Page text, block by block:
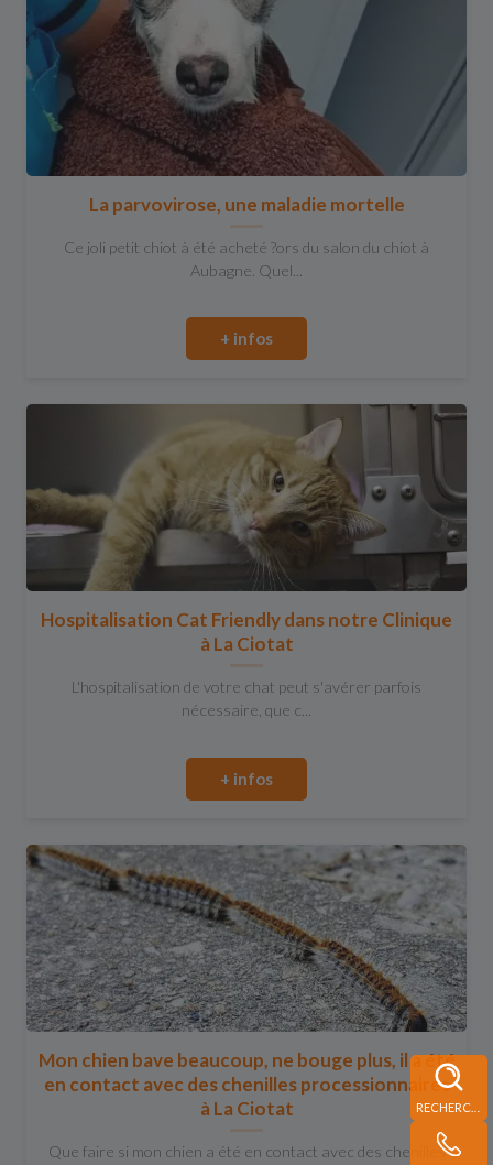
La parvovirose, une maladie mortelle
Ce joli petit chiot à été acheté ?ors du salon du chiot à
Aubagne. Quel...
+ infos
Hospitalisation Cat Friendly dans notre Clinique
à La Ciotat
L'hospitalisation de votre chat peut s'avérer parfois
nécessaire, que c...
+ infos
Mon chien bave beaucoup, ne bouge plus, il a été
en contact avec des chenilles processionnaires
à La Ciotat
Que faire si mon chien a été en contact avec des chenilles